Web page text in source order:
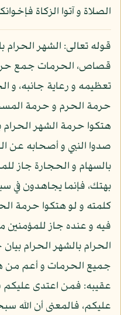
الصلاة و آتوا الزكاة
قوله تعالى: الشهر الحرام
قصاص، الحرمات جمع
تعظيمه و رعاية جانبه، و
حرمة الحرم و حرمة
هتكوا حرمة الشهر الحرام
صدوا النبي و أصحابه عن
بالسهام و الحجارة جاز
بهتك، فإنما يجاهدون في
كلمته و لو هتكوا حرمة
فيه و عنده جاز للمؤمنين
الحرام بالشهر الحرام
جميع الحرمات و أعم من
عقيبه: فمن اعتدى عليكم
عليكم، فالمعنى أن الله